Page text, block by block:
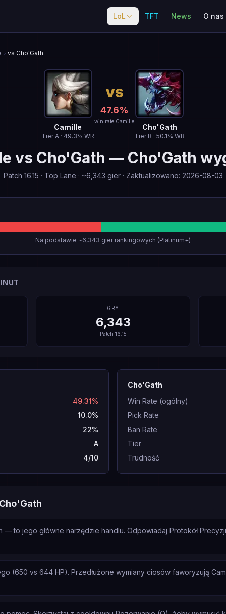
LoL TFT News O nas
vs Cho'Gath
Camille
TierA · 49.3% WR
VS
47.6%
win rate Camille
Cho'Gath
Tier B · 50.1% WR
vs Cho'Gath — Cho'Gath
Patch 16.15 · Top Lane · ~6,343 gier· Zaktualizowano: 2026-08-03
Na podstawie ~6,343 gier rankingowych (Platinum+)
GRY
6,343
Patch 16.15
49.31%
10.0%
22%
A
4/10
Cho'Gath
Win Rate (ogólny)
Pick Rate
Ban Rate
Tier
Trudność
— to jego główne narzędzie handlu. Odpowiadaj Protokół
(650 vs 644 HP). Przedłużone wymiany ciosów faworyzują